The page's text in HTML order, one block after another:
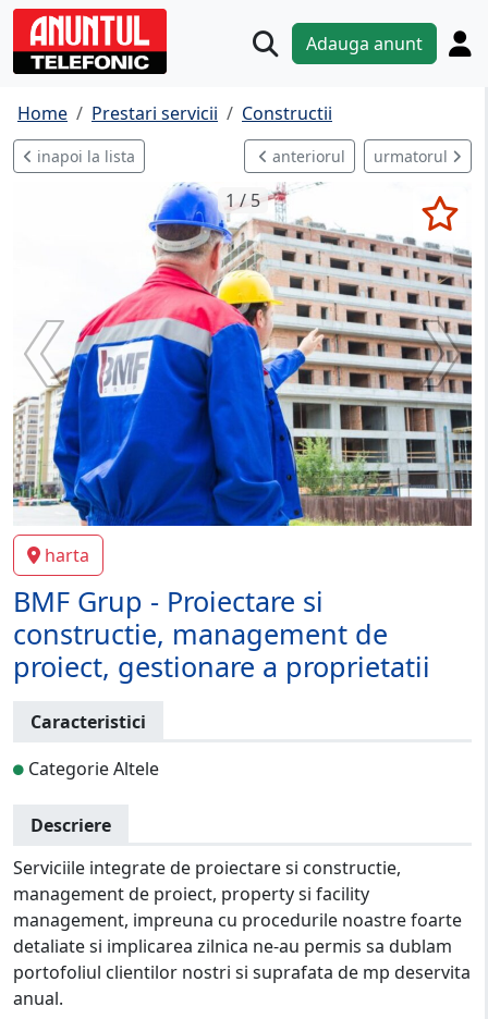
Adauga anunt
Home Prestari servicii Constructii
inapoi la lista anteriorul urmatorul
1 / 5
harta
BMF Grup - Proiectare si
constructie, management de
proiect, gestionare a proprietatii
Caracteristici
Categorie Altele
Descriere
Serviciile integrate de proiectare si constructie,
management de proiect, property si facility
management, impreuna cu procedurile noastre foarte
detaliate si implicarea zilnica ne-au permis sa dublam
portofoliul clientilor nostri si suprafata de mp deservita
anual.